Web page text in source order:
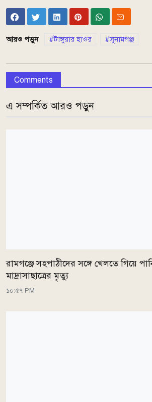
আরও পড়ুন টাঙ্গুয়ার হাওর সুনামগঞ্জ
Comments
এ সম্পর্কিত আরও পড়ুন
রামগঞ্জে সহপাঠীদের সঙ্গে খেলতে গিয়ে
মাদ্রাসাছাত্রের মৃত্যু
১০:৫৭ PM